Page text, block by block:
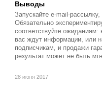
Выводы
Запускайте e-mail-
Обязательно
соответствуйте ожиданиям:
вас ждут информации, или
подписчикам, и продажи
результат может не быть
28 июня 2017